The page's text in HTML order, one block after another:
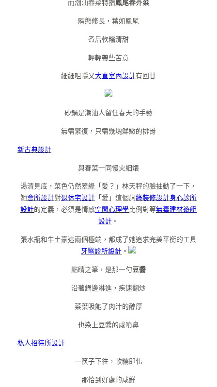
而潮汕春菜特指鳳尾春芥菜
體態修長，葉如鳳尾
煮后軟糯清甜
輕輕帶些苦意
細細咀嚼又大直室內設計有回甘
砂鍋是潮汕人留住春天的手藝
無需繁復，只需幾塊鮮嫩的排骨
新古典設計
與春菜一同慢火細煨
湯清見底，菜色仍然翠綠「愛？」林天秤的臉抽動了一下，
她會所設計對退休宅設計 「愛」這個詞綠裝修設計身心診所
設計的定義，必須是情感空間心理學 比例對等無毒建材遊艇
設計 。
張水瓶和牛土豪這兩個極端，都成了她追求完美平衡的工具
牙醫診所設計 。
點睛之筆，是那一勺豆醬
沿著鍋邊淋進，疾速翻炒
菜葉吸飽了肉汁的醇厚
也染上豆醬的咸噴鼻
私人招待所設計
一筷子下往，軟糯即化
那恰到好處的咸鮮